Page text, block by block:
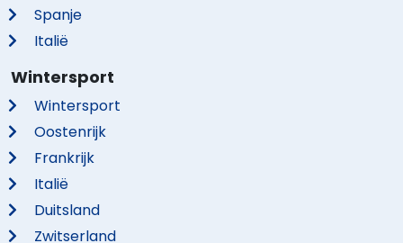
Spanje
Italië
Wintersport
Wintersport
Oostenrijk
Frankrijk
Italië
Duitsland
Zwitserland